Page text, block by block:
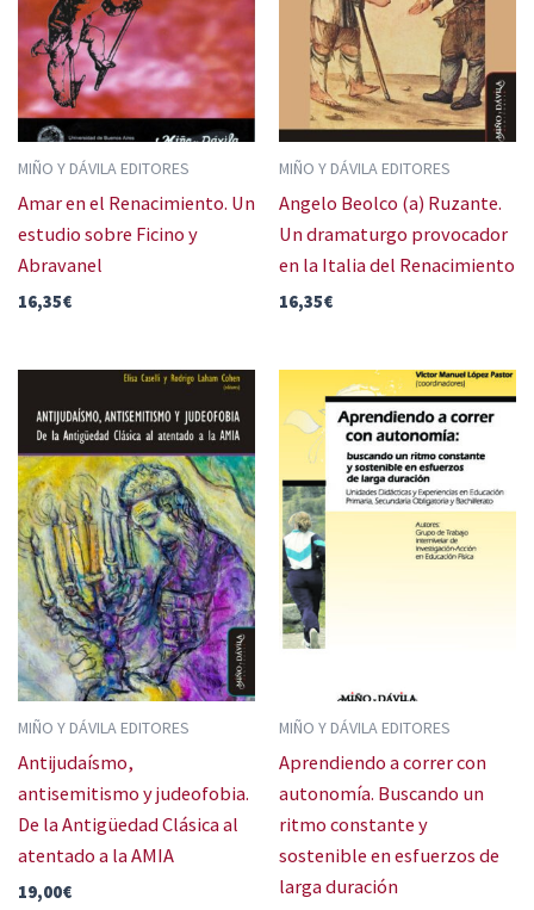
MIÑO Y DÁVILA EDITORES
Amar en el Renacimiento. Un
estudio sobre Ficino y
Abravanel
16,35€
MIÑO Y DÁVILA EDITORES
Angelo Beolco (a) Ruzante.
Un dramaturgo provocador
en la Italia del Renacimiento
16,35€
MIÑO Y DÁVILA EDITORES
Antijudaísmo,
antisemitismo y judeofobia.
De la Antigüedad Clásica al
atentado a la AMIA
19,00€
MIÑO Y DÁVILA EDITORES
Aprendiendo a correr con
autonomía. Buscando un
ritmo constante y
sostenible en esfuerzos de
larga duración